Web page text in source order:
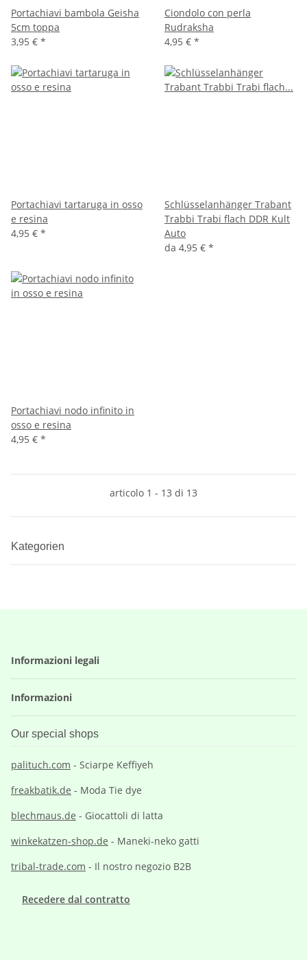
Portachiavi bambola Geisha
5cm toppa
3,95 € *
Ciondolo con perla
Rudraksha
4,95 € *
Portachiavi tartaruga in osso
e resina
4,95 € *
Schlüsselanhänger Trabant
Trabbi Trabi flach DDR Kult
Auto
da 4,95 € *
Portachiavi nodo infinito in
osso e resina
4,95 € *
articolo 1 - 13 di 13
Kategorien
Informazioni legali
Informazioni
Our special shops
palituch.com - Sciarpe Keffiyeh
freakbatik.de - Moda Tie dye
blechmaus.de - Giocattoli di latta
winkekatzen-shop.de - Maneki-neko gatti
tribal-trade.com - Il nostro negozio B2B
Recedere dal contratto